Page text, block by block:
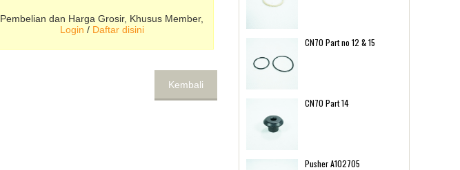
Pembelian dan Harga Grosir, Khusus Member,
Login / Daftar disini
Kembali
CN70 Part no 12 & 15
CN70 Part 14
Pusher A102705